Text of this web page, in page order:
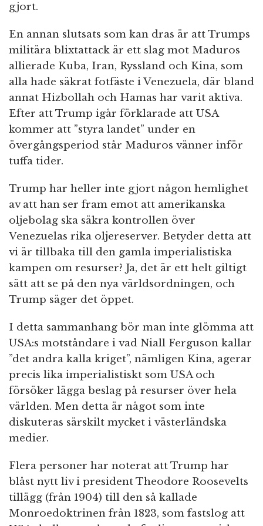
gjort.
En annan slutsats som kan dras är att Trumps
militära blixtattack är ett slag mot Maduros
allierade Kuba, Iran, Ryssland och Kina, som
alla hade säkrat fotfäste i Venezuela, där bland
annat Hizbollah och Hamas har varit aktiva.
Efter att Trump igår förklarade att USA
kommer att ”styra landet” under en
övergångsperiod står Maduros vänner inför
tuffa tider.
Trump har heller inte gjort någon hemlighet
av att han ser fram emot att amerikanska
oljebolag ska säkra kontrollen över
Venezuelas rika oljereserver. Betyder detta att
vi är tillbaka till den gamla imperialistiska
kampen om resurser? Ja, det är ett helt giltigt
sätt att se på den nya världsordningen, och
Trump säger det öppet.
I detta sammanhang bör man inte glömma att
USA:s motståndare i vad Niall Ferguson kallar
”det andra kalla kriget”, nämligen Kina, agerar
precis lika imperialistiskt som USA och
försöker lägga beslag på resurser över hela
världen. Men detta är något som inte
diskuteras särskilt mycket i västerländska
medier.
Flera personer har noterat att Trump har
blåst nytt liv i president Theodore Roosevelts
tillägg (från 1904) till den så kallade
Monroedoktrinen från 1823, som fastslog att